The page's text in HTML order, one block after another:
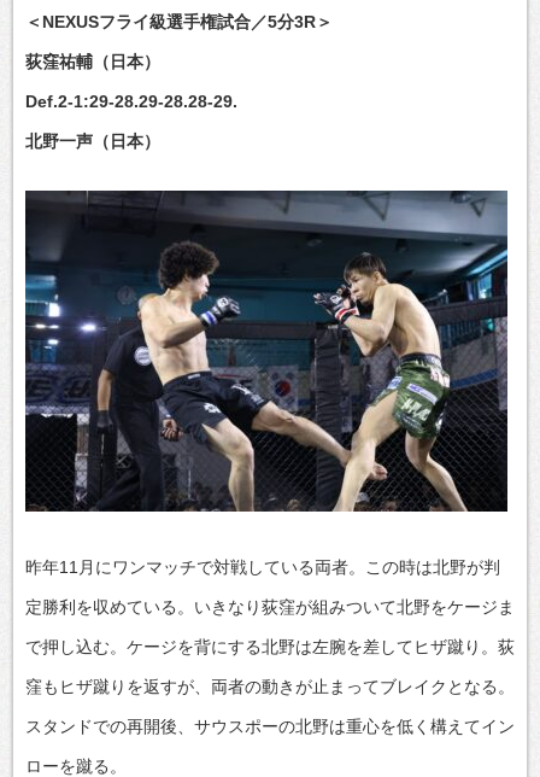
＜NEXUSフライ級選手権試合／5分3R＞
荻窪祐輔（日本）
Def.2-1:29-28.29-28.28-29.
北野一声（日本）
昨年11月にワンマッチで対戦している両者。この時は北野が判
定勝利を収めている。いきなり荻窪が組みついて北野をケージま
で押し込む。ケージを背にする北野は左腕を差してヒザ蹴り。荻
窪もヒザ蹴りを返すが、両者の動きが止まってブレイクとなる。
スタンドでの再開後、サウスポーの北野は重心を低く構えてイン
ローを蹴る。